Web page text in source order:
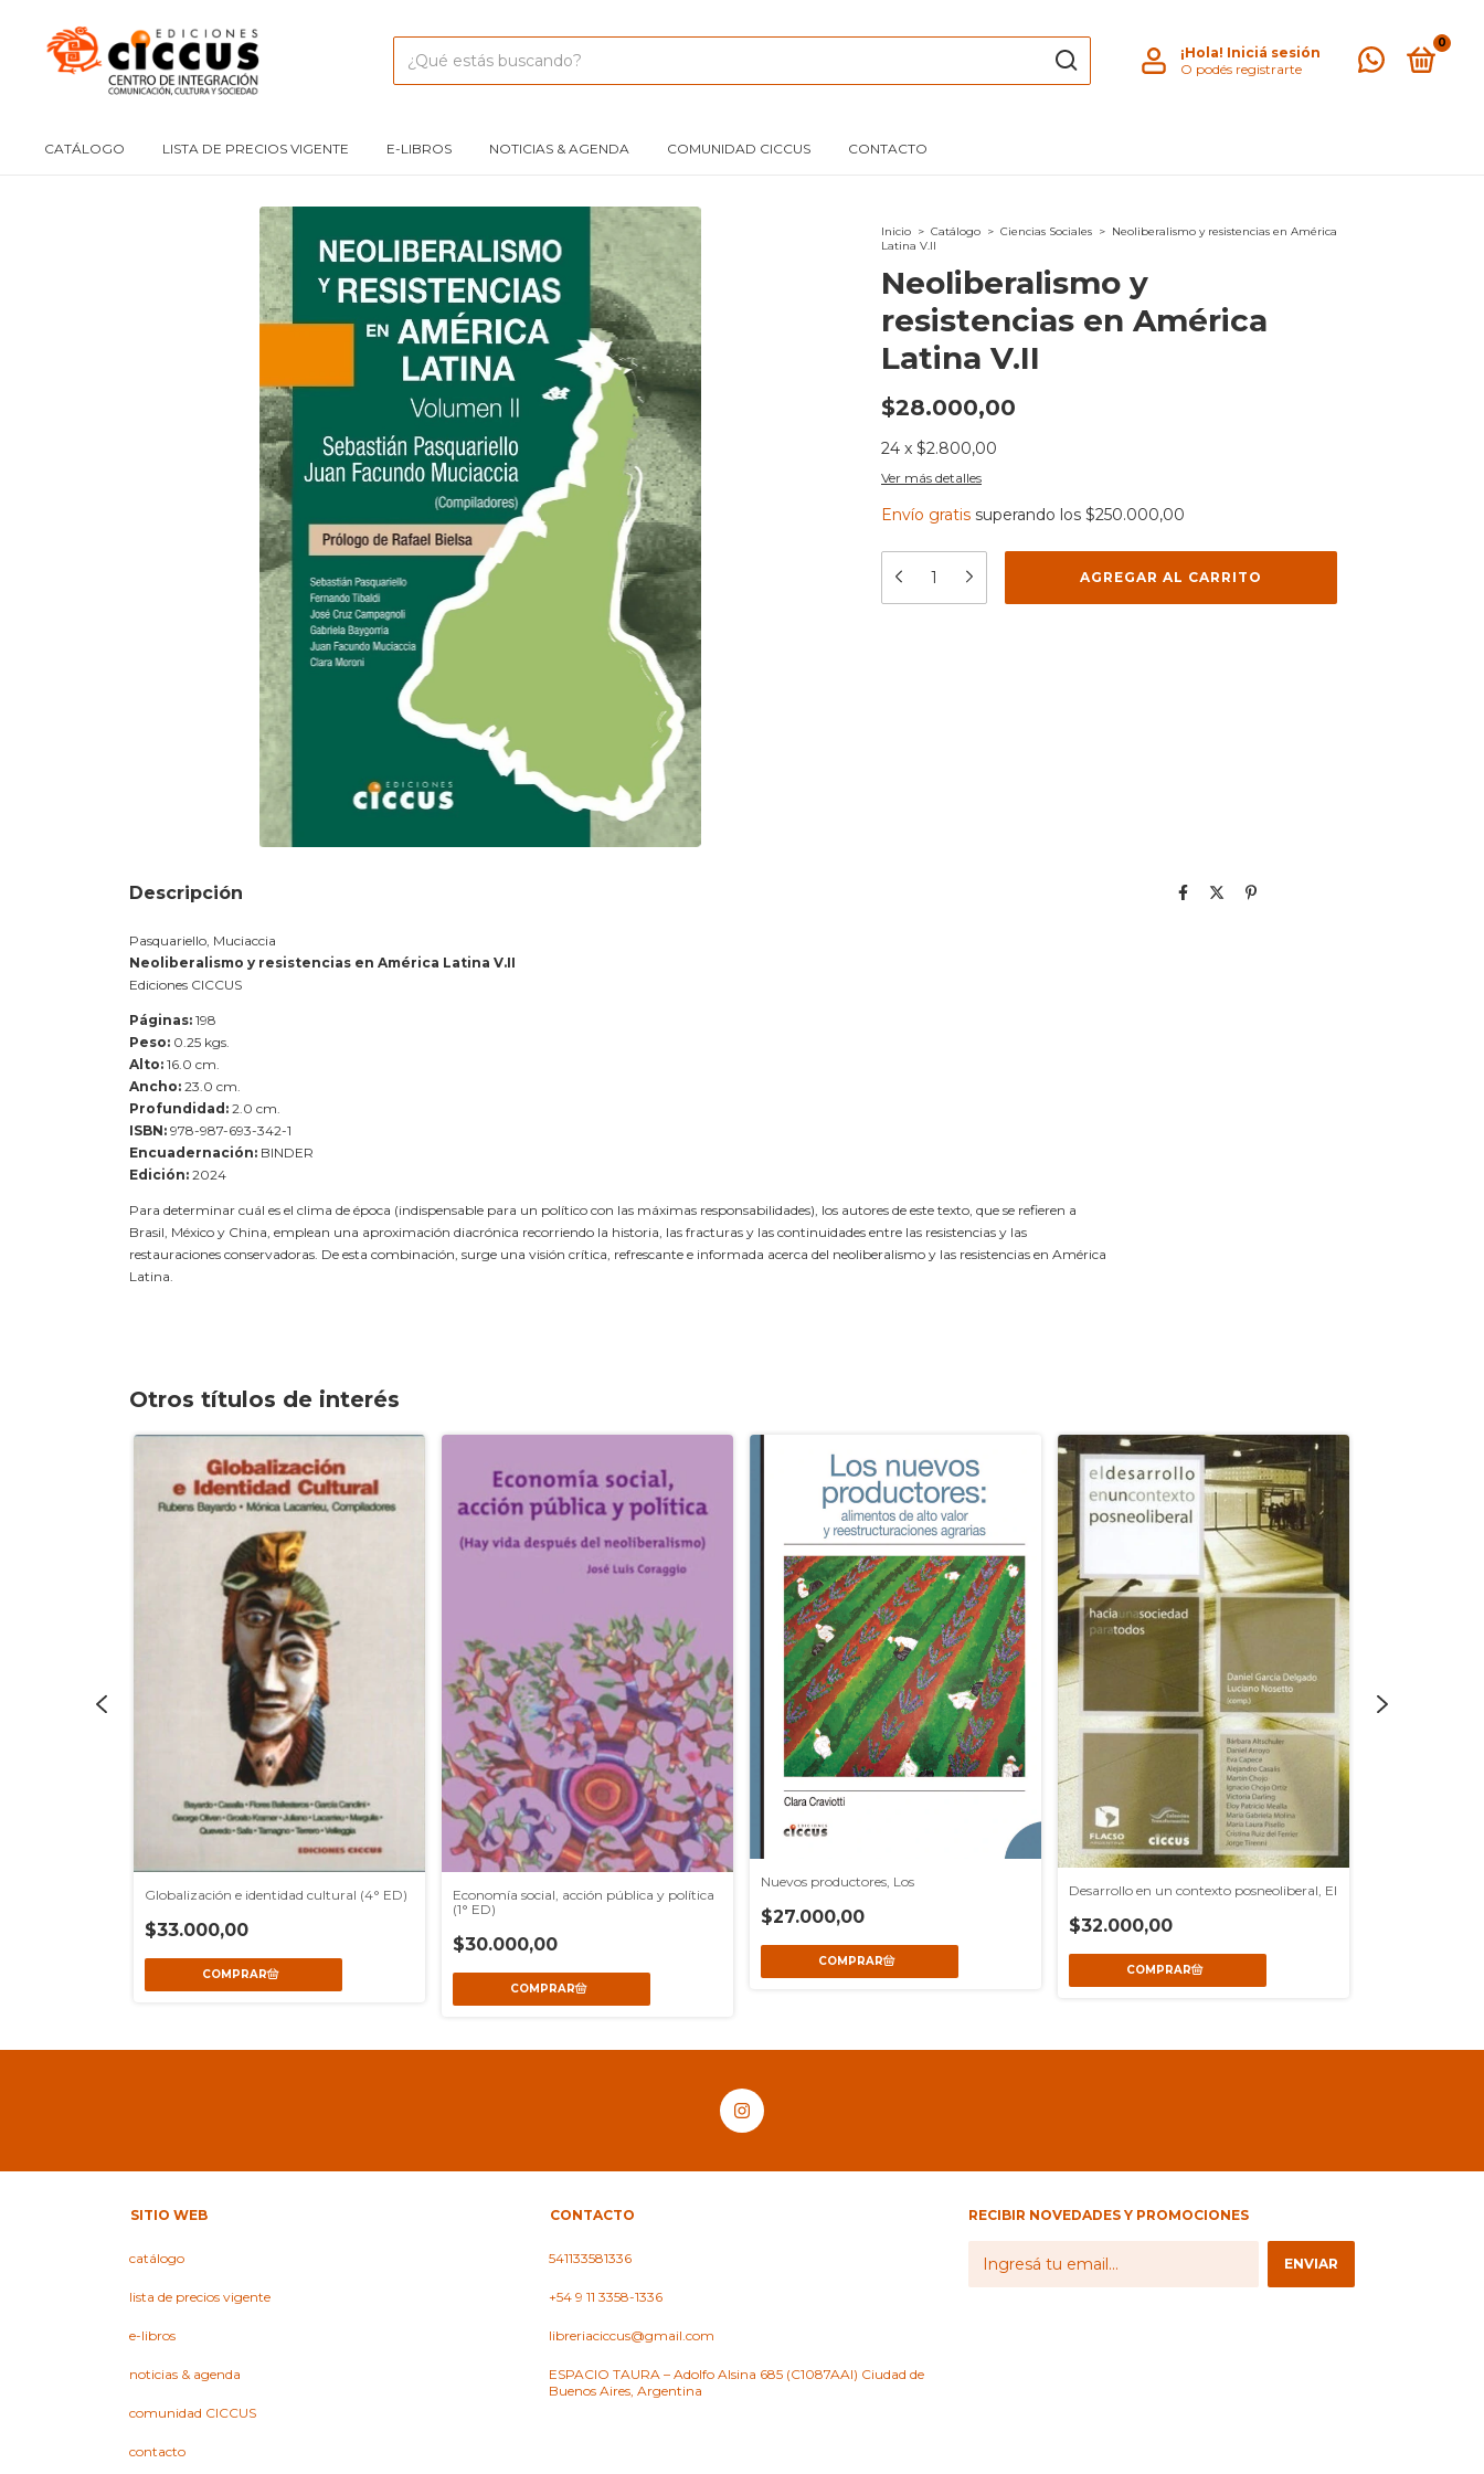
¡Hola! Iniciá sesión
O podés registrarte
0
CATÁLOGO LISTA DE PRECIOS VIGENTE E-LIBROS NOTICIAS & AGENDA COMUNIDAD CICCUS CONTACTO
Inicio > Catálogo > Ciencias Sociales > Neoliberalismo y resistencias en América
Latina V.II
Neoliberalismo y
resistencias en América
Latina V.II
$28.000,00
24 x $2.800,00
Ver más detalles
Envío gratis superando los $250.000,00
Descripción
Pasquariello, Muciaccia
Neoliberalismo y resistencias en América Latina V.II
Ediciones CICCUS
Páginas: 198
Peso: 0.25 kgs.
Alto: 16.0 cm.
Ancho: 23.0 cm.
Profundidad: 2.0 cm.
ISBN: 978-987-693-342-1
Encuadernación: BINDER
Edición: 2024
Para determinar cuál es el clima de época (indispensable para un político con las máximas responsabilidades), los autores de este texto, que se refieren a
Brasil, México y China, emplean una aproximación diacrónica recorriendo la historia, las fracturas y las continuidades entre las resistencias y las
restauraciones conservadoras. De esta combinación, surge una visión crítica, refrescante e informada acerca del neoliberalismo y las resistencias en América
Latina.
Otros títulos de interés
Globalización e identidad cultural (4° ED)
$33.000,00
Economía social, acción pública y política
(1° ED)
$30.000,00
Nuevos productores, Los
$27.000,00
Desarrollo en un contexto posneoliberal, El
$32.000,00
SITIO WEB
catálogo
lista de precios vigente
e-libros
noticias & agenda
comunidad CICCUS
contacto
CONTACTO
541133581336
+54 9 11 3358-1336
libreriaciccus@gmail.com
ESPACIO TAURA – Adolfo Alsina 685 (C1087AAI) Ciudad de
Buenos Aires, Argentina
RECIBIR NOVEDADES Y PROMOCIONES